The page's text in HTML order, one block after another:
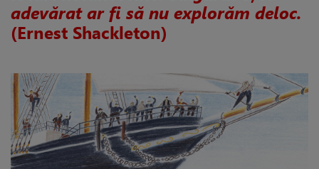
adevărat ar fi să nu explorăm deloc.
(Ernest Shackleton)